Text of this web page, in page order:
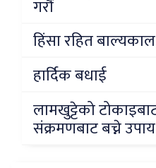
गरौं
हिंसा रहित
हार्दिक बधाई
लामखुट्टेको
संक्रमणबाट बच्ने उपाय